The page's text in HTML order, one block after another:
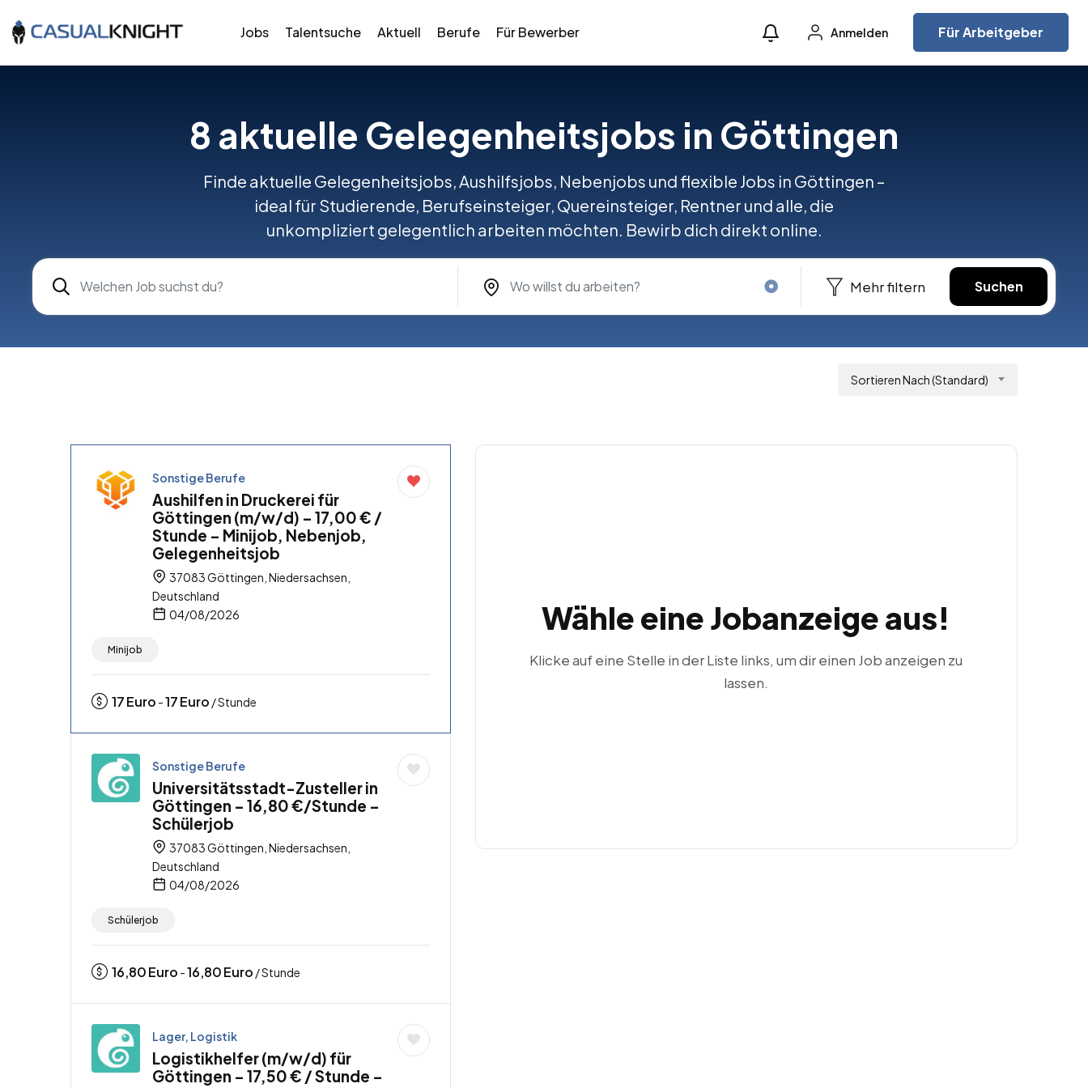
Jobs Talentsuche Aktuell Berufe Für Bewerber Anmelden Für Arbeitgeber
8 aktuelle Gelegenheitsjobs in Göttingen
Finde aktuelle Gelegenheitsjobs, Aushilfsjobs, Nebenjobs und flexible Jobs in Göttingen –
ideal für Studierende, Berufseinsteiger, Quereinsteiger, Rentner und alle, die
unkompliziert gelegentlich arbeiten möchten. Bewirb dich direkt online.
Mehr filtern Suchen
Sortieren Nach (Standard)
Sonstige Berufe
Aushilfen in Druckerei für
Göttingen (m/w/d) – 17,00 € /
Stunde – Minijob, Nebenjob,
Gelegenheitsjob
37083 Göttingen, Niedersachsen,
Deutschland
04/08/2026
Minijob
17Euro -17Euro / Stunde
Sonstige Berufe
Universitätsstadt-Zusteller in
Göttingen – 16,80 €/Stunde –
Schülerjob
37083 Göttingen, Niedersachsen,
Deutschland
04/08/2026
Schülerjob
16,80Euro -16,80Euro / Stunde
Lager, Logistik
Logistikhelfer (m/w/d) für
Göttingen – 17,50 € / Stunde –
Wähle eine Jobanzeige aus!
Klicke auf eine Stelle in der Liste links, um dir einen Job anzeigen zu
lassen.